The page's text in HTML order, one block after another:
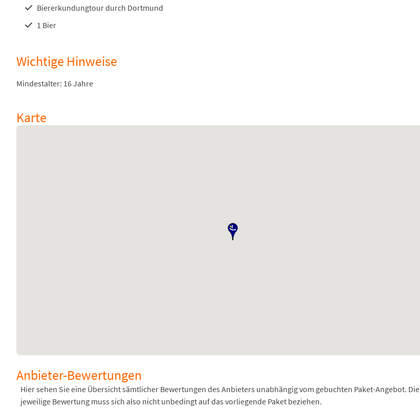
Biererkundungtour durch Dortmund
1 Bier
Wichtige Hinweise
Mindestalter: 16 Jahre
Karte
Anbieter-Bewertungen
Hier sehen Sie eine Übersicht sämtlicher Bewertungen des Anbieters unabhängig vom gebuchten Paket-Angebot. Die
jeweilige Bewertung muss sich also nicht unbedingt auf das vorliegende Paket beziehen.